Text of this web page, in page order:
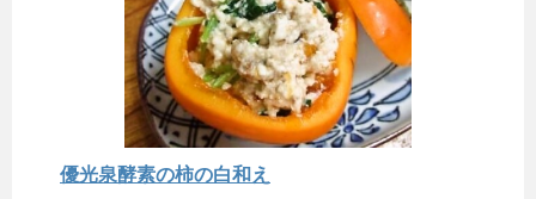
優光泉酵素の柿の白和え